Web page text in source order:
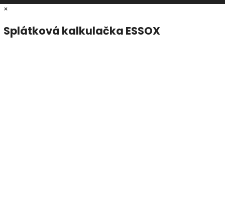
×
Splátková kalkulačka ESSOX